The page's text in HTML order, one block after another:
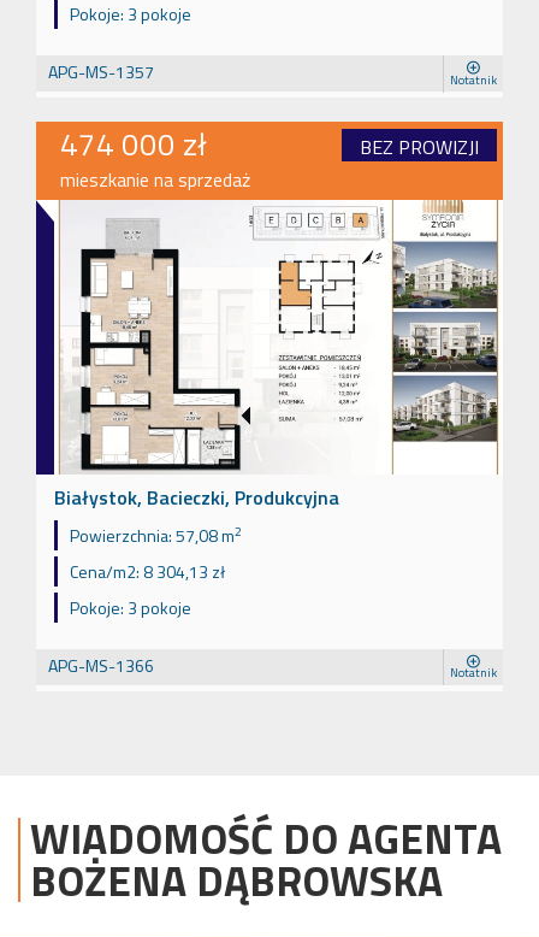
Pokoje: 3 pokoje
APG-MS-1357 Notatnik
474 000 zł
BEZ PROWIZJI
mieszkanie na sprzedaż
Białystok, Bacieczki, Produkcyjna
Powierzchnia:57,08 m2
Cena/m2: 8 304,13 zł
Pokoje: 3 pokoje
APG-MS-1366 Notatnik
WIADOMOŚĆ DO AGENTA
BOŻENA DĄBROWSKA